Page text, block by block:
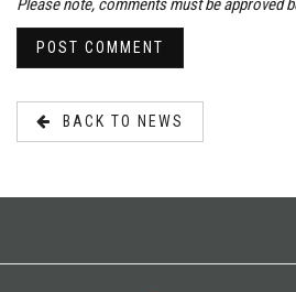
Please note, comments must be approved
BACK TO NEWS